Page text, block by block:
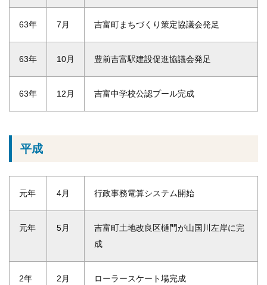
63年 7月 吉富町まちづくり策定協議会発足
63年 10月 豊前吉富駅建設促進協議会発足
63年 12月 吉富中学校公認プール完成
平成
元年 4月 行政事務電算システム開始
元年 5月
吉富町土地改良区樋門が山国川左岸に完
成
2年 2月 ローラースケート場完成